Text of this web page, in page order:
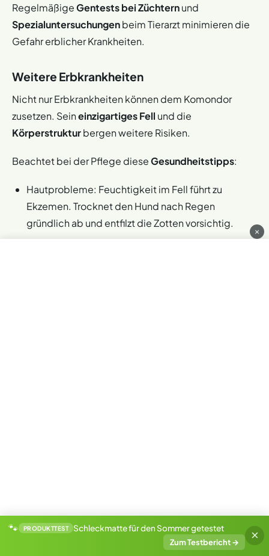
RegelmäßigeGentests bei Züchternund
Spezialuntersuchungenbeim Tierarzt minimieren die
Gefahr erblicher Krankheiten.
Weitere Erbkrankheiten
Nicht nur Erbkrankheiten können dem Komondor
zusetzen. Seineinzigartiges Fell und die
Körperstrukturbergen weitere Risiken.
Beachtet bei der Pflege dieseGesundheitstipps:
Hautprobleme: Feuchtigkeit im Fell führt zu
Ekzemen. Trocknet den Hund nach Regen
gründlich ab und entfilzt die Zotten vorsichtig.
Hüftröntgen ab dem 12. Lebensmonat zur HD-
×
🐾 PRODUKTTEST Schleckmatte für den Sommer getestet
Zum Testbericht→ ×